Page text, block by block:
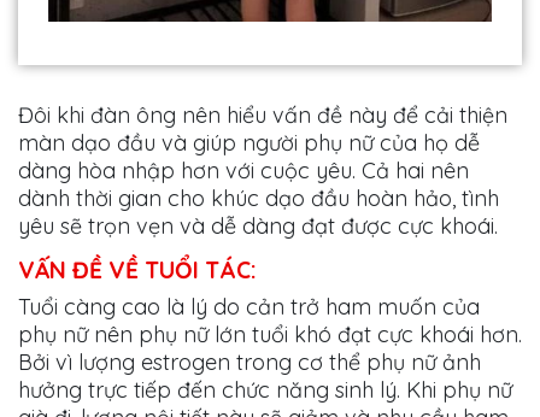
Đôi khi đàn ông nên hiểu vấn đề này để cải thiện
màn dạo đầu và giúp người phụ nữ của họ dễ
dàng hòa nhập hơn với cuộc yêu. Cả hai nên
dành thời gian cho khúc dạo đầu hoàn hảo, tình
yêu sẽ trọn vẹn và dễ dàng đạt được cực khoái.
VẤN ĐỀ VỀ TUỔI TÁC:
Tuổi càng cao là lý do cản trở ham muốn của
phụ nữ nên phụ nữ lớn tuổi khó đạt cực khoái hơn.
Bởi vì lượng estrogen trong cơ thể phụ nữ ảnh
hưởng trực tiếp đến chức năng sinh lý. Khi phụ nữ